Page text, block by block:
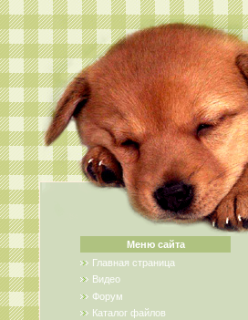
Меню сайта
Главная страница
Видео
Форум
Каталог файлов